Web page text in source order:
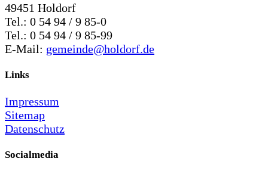
49451 Holdorf
Tel.: 0 54 94 / 9 85-0
Tel.: 0 54 94 / 9 85-99
E-Mail: gemeinde@holdorf.de
Links
Impressum
Sitemap
Datenschutz
Socialmedia